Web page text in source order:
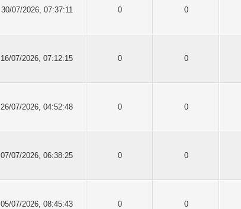
30/07/2026, 07:37:11 0 0
16/07/2026, 07:12:15 0 0
26/07/2026, 04:52:48 0 0
07/07/2026, 06:38:25 0 0
05/07/2026, 08:45:43 0 0